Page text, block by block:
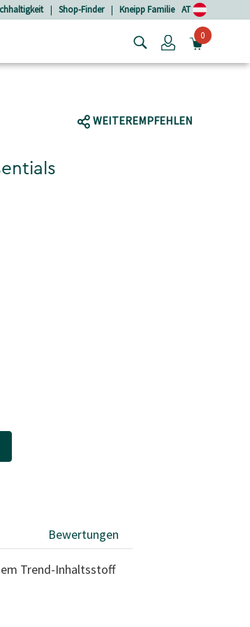
| Shop-Finder | Kneipp Familie AT
Login0
WEITEREMPFEHLEN
Bewertungen
Trend-Inhaltsstoff